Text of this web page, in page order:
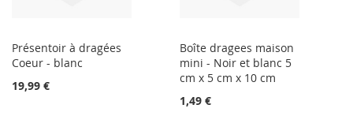
Présentoir à dragées
Coeur - blanc
19,99 €
Boîte dragees maison
mini - Noir et blanc 5
cm x 5 cm x 10 cm
1,49 €